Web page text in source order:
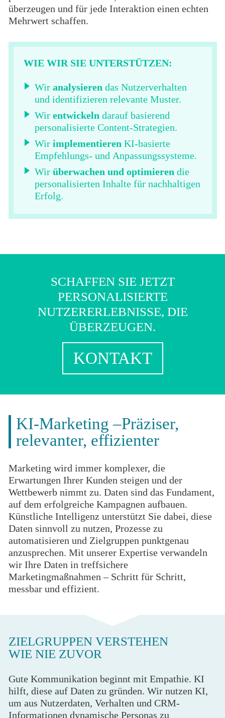
überzeugen und für jede Interaktion einen echten
Mehrwert schaffen.
WIE WIR SIE UNTERSTÜTZEN:
Wir analysieren das Nutzerverhalten
und identifizieren relevante Muster.
Wir entwickeln darauf basierend
personalisierte Content-Strategien.
Wir implementieren KI-basierte
Empfehlungs- und Anpassungssysteme.
Wir überwachen und optimieren die
personalisierten Inhalte für nachhaltigen
Erfolg.
SCHAFFEN SIE JETZT
PERSONALISIERTE
NUTZERERLEBNISSE, DIE
ÜBERZEUGEN.
KONTAKT
KI-Marketing –Präziser,
relevanter, effizienter
Marketing wird immer komplexer, die
Erwartungen Ihrer Kunden steigen und der
Wettbewerb nimmt zu. Daten sind das Fundament,
auf dem erfolgreiche Kampagnen aufbauen.
Künstliche Intelligenz unterstützt Sie dabei, diese
Daten sinnvoll zu nutzen, Prozesse zu
automatisieren und Zielgruppen punktgenau
anzusprechen. Mit unserer Expertise verwandeln
wir Ihre Daten in treffsichere
Marketingmaßnahmen – Schritt für Schritt,
messbar und effizient.
ZIELGRUPPEN VERSTEHEN
WIE NIE ZUVOR
Gute Kommunikation beginnt mit Empathie. KI
hilft, diese auf Daten zu gründen. Wir nutzen KI,
um aus Nutzerdaten, Verhalten und CRM-
Informationen dynamische Personas zu